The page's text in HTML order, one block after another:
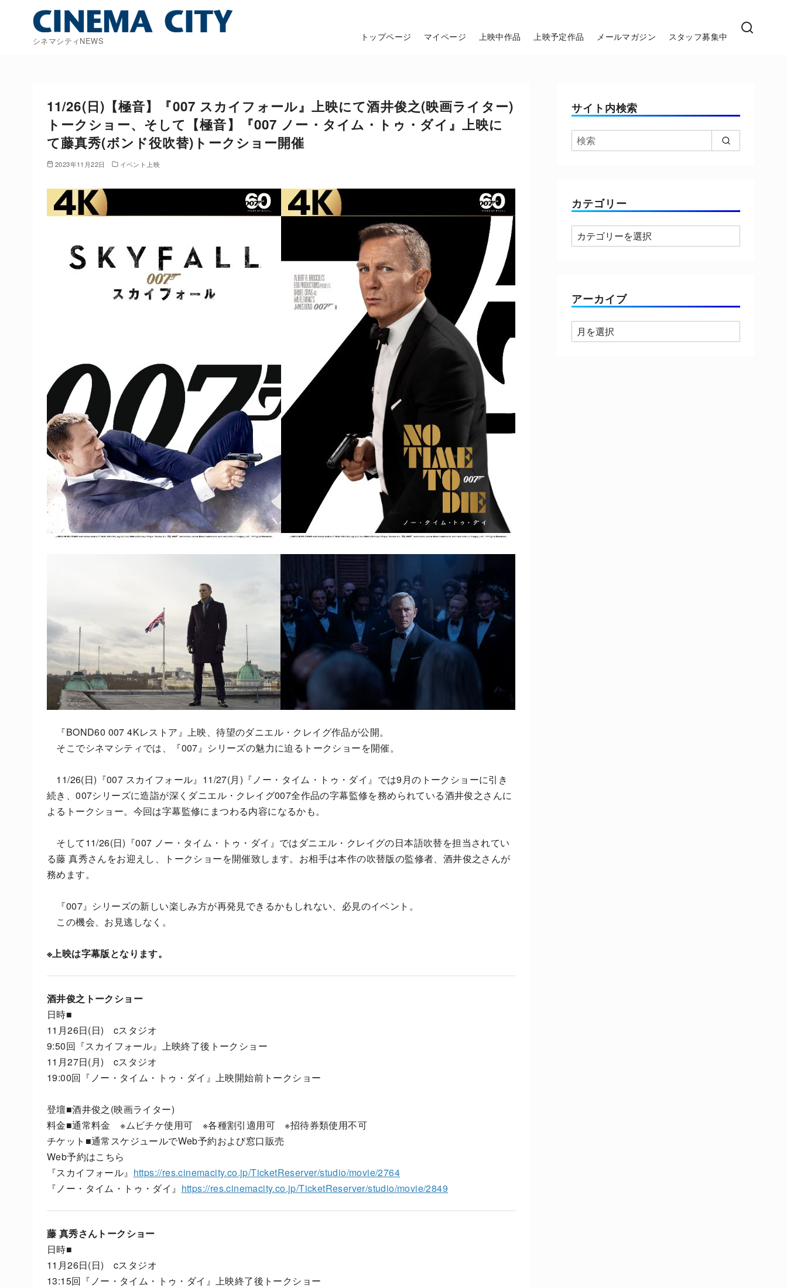
シネマシティNEWS トップページ マイページ 上映中作品 上映予定作品 メールマガジン スタッフ募集中
11/26(日)【極音】『007 スカイフォール』上映にて酒井俊之(映画ライター)
トークショー、そして【極音】『007 ノー・タイム・トゥ・ダイ』上映に
て藤真秀(ボンド役吹替)トークショー開催
2023年11月22日 イベント上映
『BOND60 007 4Kレストア』上映、待望のダニエル・クレイグ作品が公開。
そこでシネマシティでは、『007』シリーズの魅力に迫るトークショーを開催。
11/26(日)『007 スカイフォール』11/27(月)『ノー・タイム・トゥ・ダイ』では9月のトークショーに引き
続き、007シリーズに造詣が深くダニエル・クレイグ007全作品の字幕監修を務められている酒井俊之さんに
よるトークショー。今回は字幕監修にまつわる内容になるかも。
そして11/26(日)『007 ノー・タイム・トゥ・ダイ』ではダニエル・クレイグの日本語吹替を担当されてい
る藤 真秀さんをお迎えし、トークショーを開催致します。お相手は本作の吹替版の監修者、酒井俊之さんが
務めます。
『007』シリーズの新しい楽しみ方が再発見できるかもしれない、必見のイベント。
この機会、お見逃しなく。
※上映は字幕版となります。
酒井俊之トークショー
日時■
11月26日(日) cスタジオ
9:50回『スカイフォール』上映終了後トークショー
11月27日(月) cスタジオ
19:00回『ノー・タイム・トゥ・ダイ』上映開始前トークショー
登壇■酒井俊之(映画ライター)
料金■通常料金 ※ムビチケ使用可 ※各種割引適用可 ※招待券類使用不可
チケット■通常スケジュールでWeb予約および窓口販売
Web予約はこちら
『スカイフォール』 https://res.cinemacity.co.jp/TicketReserver/studio/movie/2764
『ノー・タイム・トゥ・ダイ』 https://res.cinemacity.co.jp/TicketReserver/studio/movie/2849
藤 真秀さんトークショー
日時■
11月26日(日) cスタジオ
13:15回『ノー・タイム・トゥ・ダイ』上映終了後トークショー
サイト内検索
カテゴリー
カ
テ
ー
アーカイブ
ア
ー